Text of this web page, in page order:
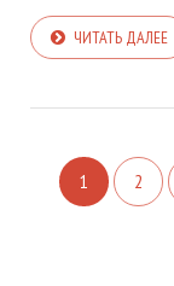
ЧИТАТЬ ДАЛЕЕ
1 2